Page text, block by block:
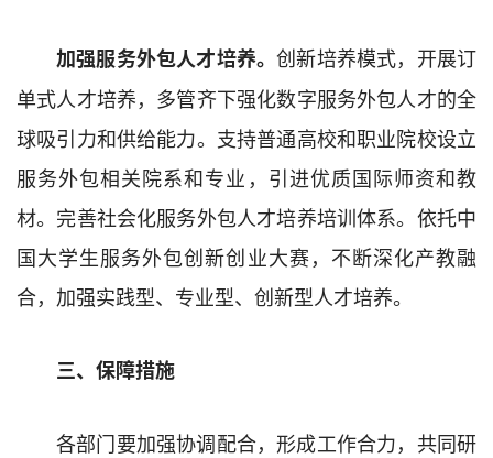
加强服务外包人才培养。创新培养模式， 开展订
单式人才培养， 多管齐下强化数字服务外包人才的全
球吸引力和供给能力。支持普通高校和职业院校设立
服务外包相关院系和专业，引进优质国际师资和教
材。 完善社会化服务外包人才培养培训体系。 依托中
国大学生服务外包创新创业大赛，不断深化产教融
合，加强实践型、专业型、创新型人才培养。
三、保障措施
各部门要加强协调配合，形成工作合力，共同研